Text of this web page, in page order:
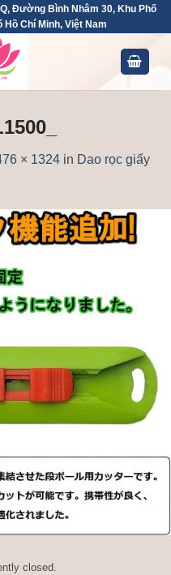
Đường Bình Nhâm 30, Khu Phố
Chí Minh, Việt Nam
× 1324 in Dao rọc giấy
closed.